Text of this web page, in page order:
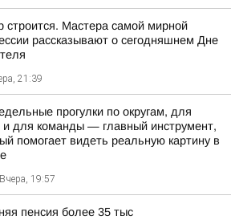
строится. Мастера самой мирной
рассказывают о сегодняшнем Дне
21:39
прогулки по округам, для
и для команды — главный инструмент,
помогает видеть реальную картину в
Вчера, 19:57
пенсия более 35 тыс